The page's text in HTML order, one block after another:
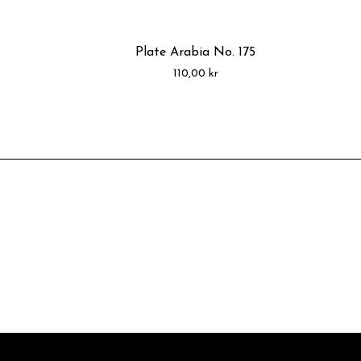
Plate Arabia No. 175
110,00 kr